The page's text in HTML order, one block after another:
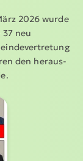
2026 wurde
neu
den heraus­